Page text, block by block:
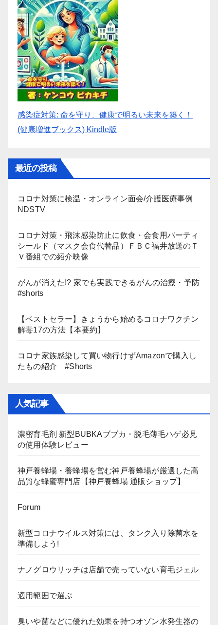
感染症対策: 命を守り、健康で明るい未来を築く！
(健康増進ブックス) Kindle版
最近の投稿
コロナ対策に検温・オンライン面会/介護医療事例
NDSTV
コロナ対策・飛沫感染防止に飲食・会食用パーティ
シールド（マスク会食代替品）ＦＢＣ福井放送のＴ
Ｖ番組での紹介映像
がんが消えた!? 家でも実践できるがんの治療・予防
#shorts
【ベストセラー】きょうから始めるコロナワクチン
解毒17の方法【本要約】
コロナ家族感染して買い物行けずAmazonで購入し
たもの紹介 #Shorts
人気記事
濃密育毛剤 新型BUBKAブブカ・脱毛薄毛ハゲ必見
の使用体験レビュー
神戸養蜂場・養蜂場を営む神戸養蜂場が厳選した高
品質な蜂蜜専門店【神戸養蜂場 通販ショップ】
Forum
新型コロナウイルス対策には、タンク入り除菌水を
準備しよう!
ナノグロウリッチは店舗で売っていない育毛ジェル
適用範囲で選ぶ
臭いや菌などに優れた効果を持つオゾン水発生器の